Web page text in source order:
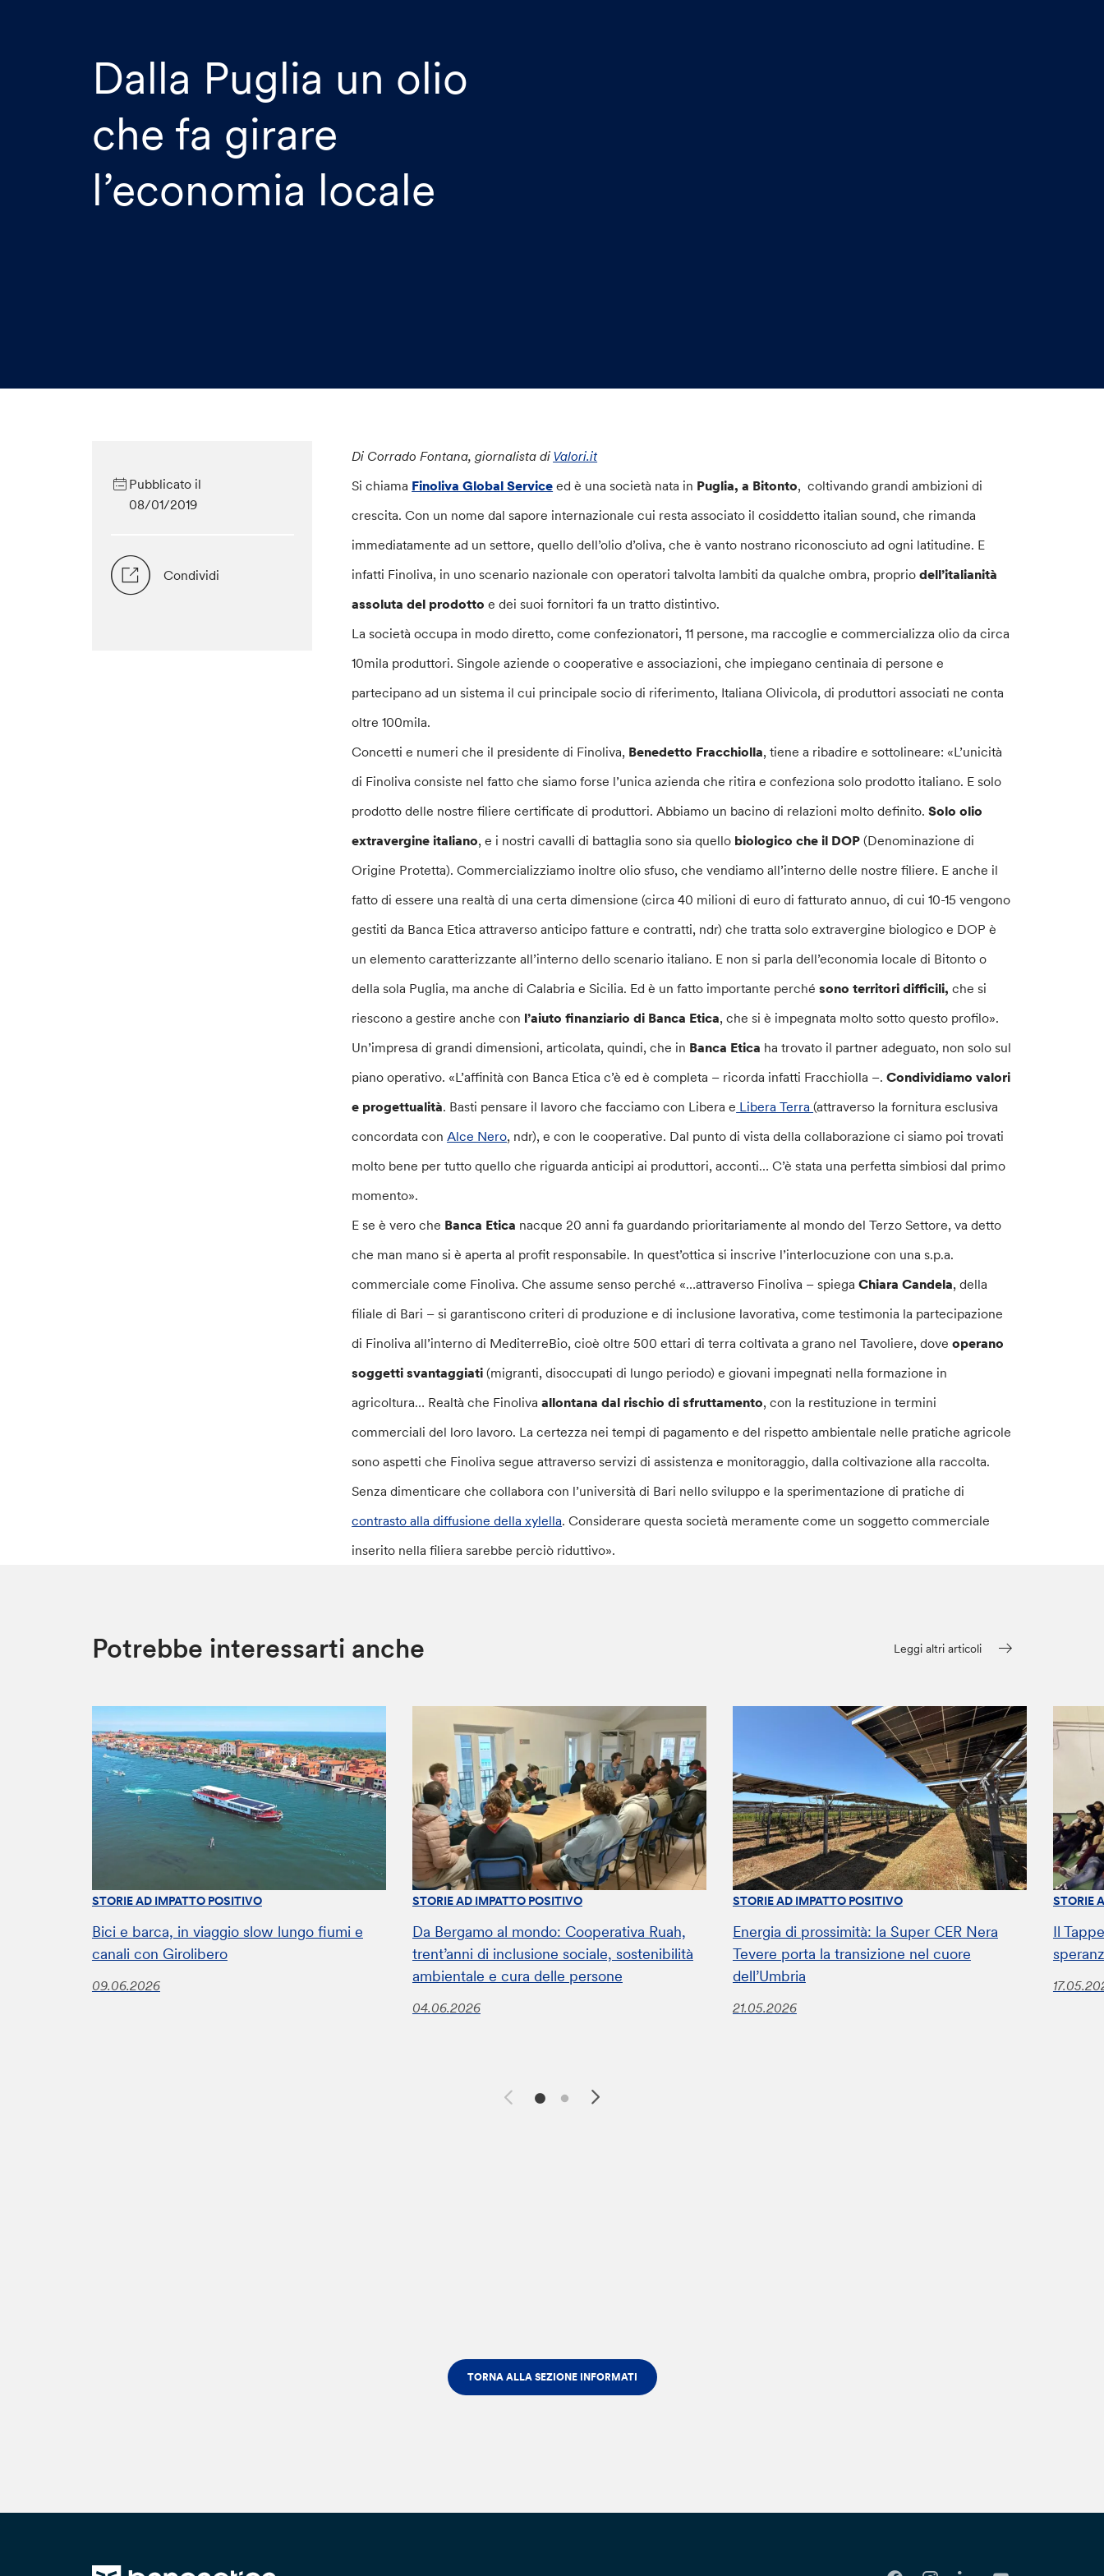
Dalla Puglia un olio
che fa girare
l’economia locale
Pubblicato il
08/01/2019
Condividi
Di Corrado Fontana, giornalista di Valori.it
Si chiama Finoliva Global Service ed è una società nata in Puglia, a Bitonto, coltivando grandi ambizioni di
crescita. Con un nome dal sapore internazionale cui resta associato il cosiddetto italian sound, che rimanda
immediatamente ad un settore, quello dell’olio d’oliva, che è vanto nostrano riconosciuto ad ogni latitudine. E
infatti Finoliva, in uno scenario nazionale con operatori talvolta lambiti da qualche ombra, propriodell’italianità
assoluta del prodotto e dei suoi fornitori fa un tratto distintivo.
La società occupa in modo diretto, come confezionatori, 11 persone, ma raccoglie e commercializza olio da circa
10mila produttori. Singole aziende o cooperative e associazioni, che impiegano centinaia di persone e
partecipano ad un sistema il cui principale socio di riferimento, Italiana Olivicola, di produttori associati ne conta
oltre 100mila.
Concetti e numeri che il presidente di Finoliva, Benedetto Fracchiolla, tiene a ribadire e sottolineare: «L’unicità
di Finoliva consiste nel fatto che siamo forse l’unica azienda che ritira e confeziona solo prodotto italiano. E solo
prodotto delle nostre filiere certificate di produttori. Abbiamo un bacino di relazioni molto definito.Solo olio
extravergine italiano, e i nostri cavalli di battaglia sono sia quello biologico che il DOP (Denominazione di
Origine Protetta). Commercializziamo inoltre olio sfuso, che vendiamo all’interno delle nostre filiere. E anche il
fatto di essere una realtà di una certa dimensione (circa 40 milioni di euro di fatturato annuo, di cui 10-15 vengono
gestiti da Banca Etica attraverso anticipo fatture e contratti, ndr) che tratta solo extravergine biologico e DOP è
un elemento caratterizzante all’interno dello scenario italiano. E non si parla dell’economia locale di Bitonto o
della sola Puglia, ma anche di Calabria e Sicilia. Ed è un fatto importante perchésono territori difficili, che si
riescono a gestire anche con l’aiuto finanziario di Banca Etica, che si è impegnata molto sotto questo profilo».
Un’impresa di grandi dimensioni, articolata, quindi, che in Banca Etica ha trovato il partner adeguato, non solo sul
piano operativo. «L’affinità con Banca Etica c’è ed è completa – ricorda infatti Fracchiolla –.Condividiamo valori
e progettualità. Basti pensare il lavoro che facciamo con Libera e Libera Terra(attraverso la fornitura esclusiva
concordata conAlce Nero, ndr), e con le cooperative. Dal punto di vista della collaborazione ci siamo poi trovati
molto bene per tutto quello che riguarda anticipi ai produttori, acconti… C’è stata una perfetta simbiosi dal primo
momento».
E se è vero che Banca Etica nacque 20 anni fa guardando prioritariamente al mondo del Terzo Settore, va detto
che man mano si è aperta al profit responsabile. In quest’ottica si inscrive l’interlocuzione con una s.p.a.
commerciale come Finoliva. Che assume senso perché «…attraverso Finoliva – spiegaChiara Candela, della
filiale di Bari – si garantiscono criteri di produzione e di inclusione lavorativa, come testimonia la partecipazione
di Finoliva all’interno di MediterreBio, cioè oltre 500 ettari di terra coltivata a grano nel Tavoliere, doveoperano
soggetti svantaggiati(migranti, disoccupati di lungo periodo) e giovani impegnati nella formazione in
agricoltura… Realtà che Finolivaallontana dal rischio di sfruttamento, con la restituzione in termini
commerciali del loro lavoro. La certezza nei tempi di pagamento e del rispetto ambientale nelle pratiche agricole
sono aspetti che Finoliva segue attraverso servizi di assistenza e monitoraggio, dalla coltivazione alla raccolta.
Senza dimenticare che collabora con l’università di Bari nello sviluppo e la sperimentazione di pratiche di
contrasto alla diffusione della xylella. Considerare questa società meramente come un soggetto commerciale
inserito nella filiera sarebbe perciò riduttivo».
Potrebbe interessarti anche Leggi altri articoli
STORIE AD IMPATTO POSITIVO
Bici e barca, in viaggio slow lungo fiumi e
canali con Girolibero
09.06.2026
STORIE AD IMPATTO POSITIVO
Da Bergamo al mondo: Cooperativa Ruah,
trent’anni di inclusione sociale, sostenibilità
ambientale e cura delle persone
04.06.2026
STORIE AD IMPATTO POSITIVO
Energia di prossimità: la Super CER Nera
Tevere porta la transizione nel cuore
dell’Umbria
21.05.2026
STORIE
Il
TORNA ALLA SEZIONE INFORMATI